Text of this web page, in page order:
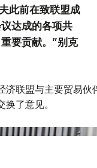
此前在致联盟成
达成的各项共
要贡献。”别克
济联盟与主要贸易伙
了意见。